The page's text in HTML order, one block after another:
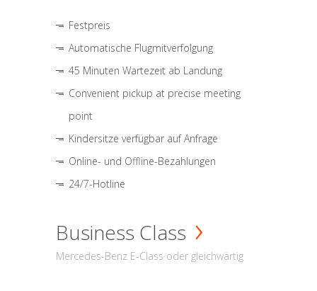
Festpreis
Automatische Flugmitverfolgung
45 Minuten Wartezeit ab Landung
Convenient pickup at precise meeting
point
Kindersitze verfügbar auf Anfrage
Online- und Offline-Bezahlungen
24/7-Hotline
Business Class
Mercedes-Benz E-Class oder gleichwärtig